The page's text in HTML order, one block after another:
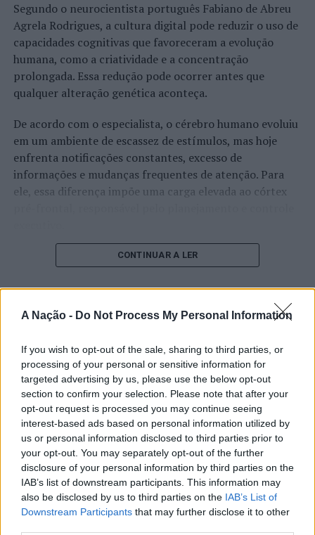
A Nação - Do Not Process My Personal Information
If you wish to opt-out of the sale, sharing to third parties, or
processing of your personal or sensitive information for
targeted advertising by us, please use the below opt-out
section to confirm your selection. Please note that after your
opt-out request is processed you may continue seeing
interest-based ads based on personal information utilized by
us or personal information disclosed to third parties prior to
your opt-out. You may separately opt-out of the further
disclosure of your personal information by third parties on the
IAB’s list of downstream participants. This information may
also be disclosed by us to third parties on the IAB’s List of
Downstream Participants that may further disclose it to other
Segundo o neurocientista português Fabiano de Abreu
Agrela Rodrigues, a cultura digital pode reduzir o uso de
capacidades cognitivas que favoreceram a evolução
humana, como a criatividade e a concentração
prolongada. Essa redução pode ocorrer antes que
qualquer alteração genética aconteça.
De acordo com o especialista, o cérebro humano evoluiu
em um ambiente de escassez de estímulos, mas hoje
enfrenta notificações constantes, excesso de
informações e mudanças frequentes de atenção. Para
ele, essa diferença impõe uma carga elevada ao córtex
O pesquisador afirma que plataformas digitais também
cérebro, favorecendo a fadiga mental, a dificuldade de
manter a atenção e a procrastinação. Na sua visão,
tarefas inacabadas permanecem ativas na memória e
prolongado pode elevar os níveis de cortisol e
prejudicar o desempenho cognitivo.
Fabiano de Abreu Agrela Rodrigues ressalta que não há
evidências de que o ambiente digital provoque mudanças
genéticas na espécie humana. A adaptação observada,
afirma, ocorre por meio da neuroplasticidade, processo
pelo qual os circuitos neurais se reorganizam em
resposta às experiências.
“O principal desafio é preservar a capacidade de reflexão
CONTINUAR A LER
ATUALIDADE
“Millennium Estoril Open 2026”
regressou ao circuito ATP com
vitória do francês Luca Van Assche
Publicado 3 dias atrás on
07/08/2026
Por Ígor Lopes
O “Millennium Estoril Open 2026” decorreu entre os
dias 18 e 26 de julho, no Clube de Ténis do Estoril, em